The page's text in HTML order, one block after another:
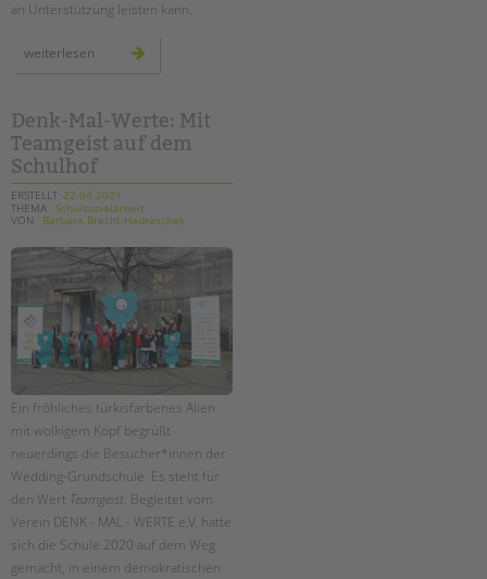
an Unterstützung leisten kann.
weiterlesen paritätisches
positionspapier:
in
der
pandemie
Denk-Mal-Werte: Mit
Teamgeist auf dem
Schulhof
ERSTELLT 22.04.2021
THEMA Schulsozialarbeit
VON
Barbara Brecht-Hadraschek
Ein fröhliches türkisfarbenes Alien
mit wolkigem Kopf begrüßt
neuerdings die Besucher*innen der
Wedding-Grundschule. Es steht für
den Wert Teamgeist. Begleitet vom
Verein DENK - MAL - WERTE e.V. hatte
sich die Schule 2020 auf dem Weg
gemacht, in einem demokratischen